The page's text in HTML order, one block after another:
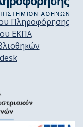
Πληροφόρησης
ΕΚΠΑ